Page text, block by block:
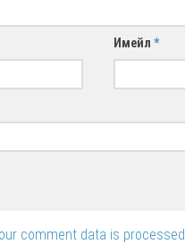
Имейл*
comment data is processed.